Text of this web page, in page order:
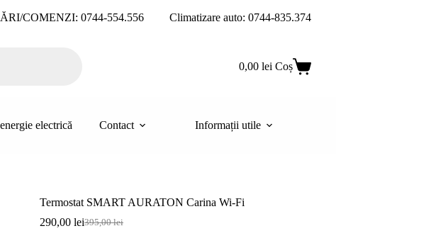
COMENZI: 0744-554.556 Climatizare auto: 0744-835.374
0,00 lei Coș
electrică Contact Informații utile
Termostat SMART AURATON Carina Wi-Fi
395,00lei
Prețul
290,00 leiPrețul